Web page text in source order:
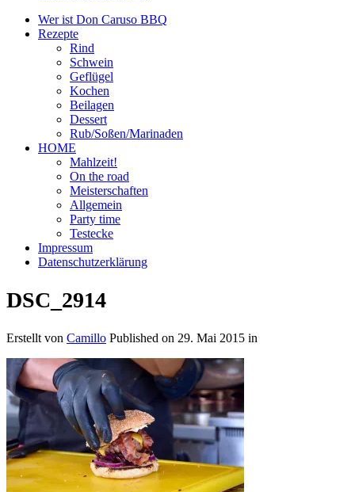
Wer ist Don Caruso BBQ
Rezepte
Rind
Schwein
Geflügel
Kochen
Beilagen
Dessert
Rub/Soßen/Marinaden
HOME
Mahlzeit!
On the road
Meisterschaften
Allgemein
Party time
Testecke
Impressum
Datenschutzerklärung
DSC_2914
Erstellt von Camillo Published on 29. Mai 2015 in